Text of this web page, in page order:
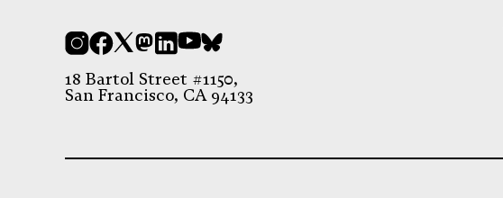
Instagram
FacebookMastodon
LinkedIn
18 Bartol Street #1150,
San Francisco, CA 94133